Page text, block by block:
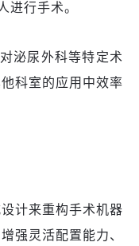
进行手术。
泌尿外科等特定术
科室的应用中效率
计来重构手术机器
强灵活配置能力、